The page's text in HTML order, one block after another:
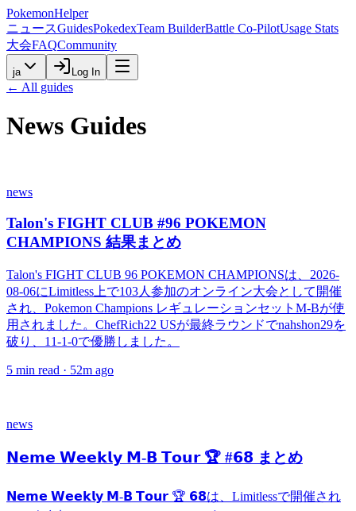
PokemonHelper
ニュースGuidesPokedexTeam BuilderBattle Co-PilotUsage Stats
大会FAQCommunity
ja Log In
← All guides
News Guides
news
Talon's FIGHT CLUB #96 POKEMON
CHAMPIONS 結果まとめ
Talon's FIGHT CLUB 96 POKEMON CHAMPIONSは、2026-
08-06にLimitless上で103人参加のオンライン大会として開催
され、Pokemon Champions レギュレーションセットM-Bが使
用されました。ChefRich22 USが最終ラウンドでnahshon29を
破り、11-1-0で優勝しました。
5 min read · 52m ago
news
𝗡𝗲𝗺𝗲 𝗪𝗲𝗲𝗸𝗹𝘆 𝗠-𝗕 𝗧𝗼𝘂𝗿 🏆 #𝟲𝟴 まとめ
𝗡𝗲𝗺𝗲 𝗪𝗲𝗲𝗸𝗹𝘆 𝗠-𝗕 𝗧𝗼𝘂𝗿 🏆 𝟲𝟴は、Limitlessで開催され